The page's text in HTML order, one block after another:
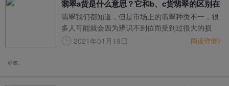
是没用了？
翡翠a货是什么意思？它和b、c货翡翠的区别在
哪里？
翡翠我们都知道，但是市场上的翡翠种类不一，很
多人可能就会因为辨识不到位而受到过很大的损
失，那么市场上究竟有哪些翡翠呢？这些翡翠又有
2021年01月19日 阅读详情》
标签: